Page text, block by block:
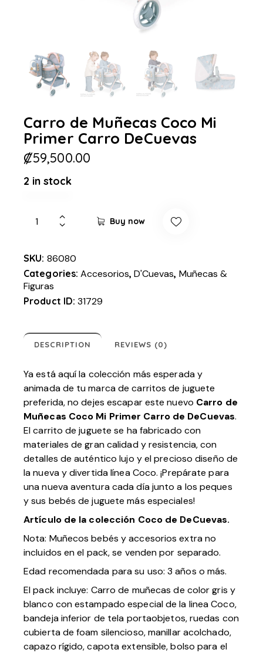
Carro de Muñecas Coco Mi
Primer Carro DeCuevas
₡59,500.00
2 in stock
Buy now
SKU: 86080
Categories: Accesorios,D'Cuevas, Muñecas &
Figuras
Product ID:31729
DESCRIPTION REVIEWS (0)
Ya está aquí la colección más esperada y
animada de tu marca de carritos de juguete
preferida, no dejes escapar este nuevo Carro de
Muñecas Coco Mi Primer Carro de DeCuevas.
El carrito de juguete se ha fabricado con
materiales de gran calidad y resistencia, con
detalles de auténtico lujo y el precioso diseño de
la nueva y divertida línea Coco. ¡Prepárate para
una nueva aventura cada día junto a los peques
y sus bebés de juguete más especiales!
Artículo de la colección Coco de DeCuevas.
Nota: Muñecos bebés y accesorios extra no
incluidos en el pack, se venden por separado.
Edad recomendada para su uso: 3 años o más.
El pack incluye: Carro de muñecas de color gris y
blanco con estampado especial de la linea Coco,
bandeja inferior de tela portaobjetos, ruedas con
cubierta de foam silencioso, manillar acolchado,
capazo rígido, capota extensible, bolso para el